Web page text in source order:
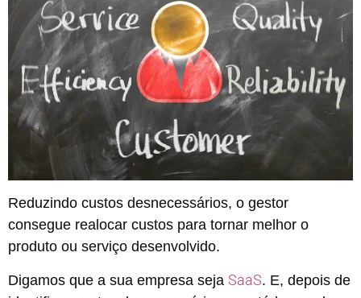
Reduzindo custos desnecessários, o gestor
consegue realocar custos para tornar melhor o
produto ou serviço desenvolvido.
Digamos que a sua empresa seja SaaS. E, depois de